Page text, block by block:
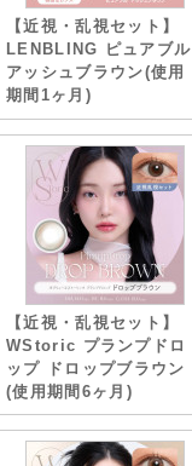
【近視・乱視セット】
LENBLING ピュアブル
アッシュブラウン(使用
期間1ヶ月)
【近視・乱視セット】
WStoric プランプドロ
ップ ドロップブラウン
(使用期間6ヶ月)